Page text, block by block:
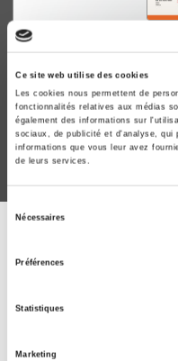
Ce site web utilise des cookies
Les cookies nous permettent de
fonctionnalités relatives aux médias
également des informations sur
sociaux, de publicité et d'analyse, qui
informations que vous leur avez
de leurs services.
Sélection
Nécessaires
Préférences
Statistiques
Marketing
Inégalités
Sylvie Octobre, Régine Sirota